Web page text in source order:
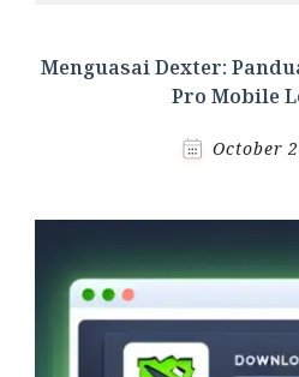
Menguasai Dexter:
Pro Mobile
October